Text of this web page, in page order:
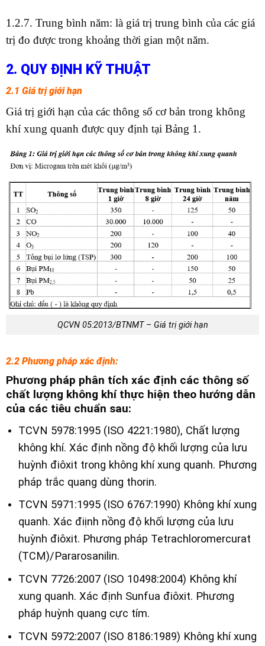
1.2.7. Trung bình năm: là giá trị trung bình của các giá
trị đo được trong khoảng thời gian một năm.
2. QUY ĐỊNH KỸ THUẬT
2.1 Giá trị giới hạn
Giá trị giới hạn của các thông số cơ bản trong không
khí xung quanh được quy định tại Bảng 1.
QCVN 05:2013/BTNMT – Giá trị giới hạn
2.2 Phương pháp xác định:
Phương pháp phân tích xác định các thông số
chất lượng không khí thực hiện theo hướng dẫn
của các tiêu chuẩn sau:
TCVN 5978:1995 (ISO 4221:1980), Chất lượng
không khí. Xác định nồng độ khối lượng của lưu
huỳnh điôxit trong không khí xung quanh. Phương
pháp trắc quang dùng thorin.
TCVN 5971:1995 (ISO 6767:1990) Không khí xung
quanh. Xác điịnh nồng độ khối lượng của lưu
huỳnh điôxit. Phương pháp Tetrachloromercurat
(TCM)/Pararosanilin.
TCVN 7726:2007 (ISO 10498:2004) Không khí
xung quanh. Xác định Sunfua điôxit. Phương
pháp huỳnh quang cực tím.
TCVN 5972:2007 (ISO 8186:1989) Không khí xung